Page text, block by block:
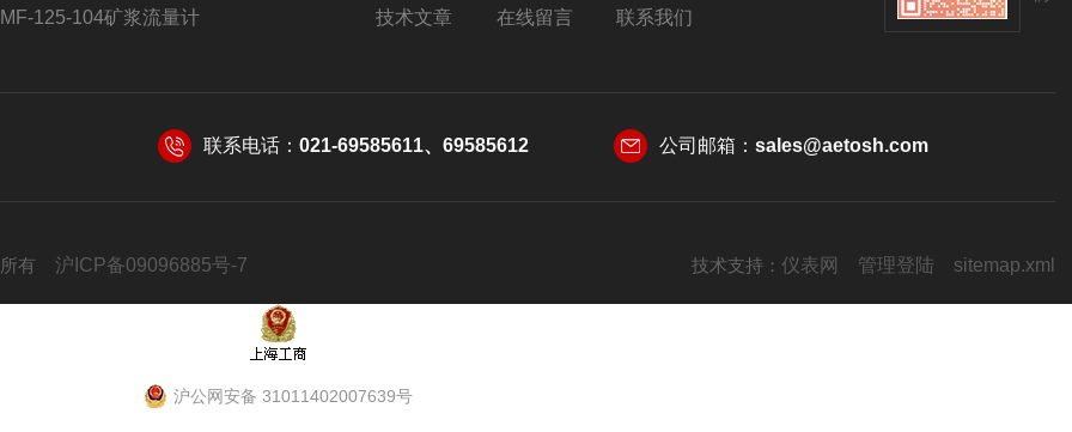
125-104矿浆流量计 技术文章 在线留言 联系我们
联系电话： 021-69585611、69585612 公司邮箱： sales@aetosh.com
所有 沪ICP备09096885号-7 技术支持： 仪表网 管理登陆 sitemap.xml
沪公网安备 31011402007639号